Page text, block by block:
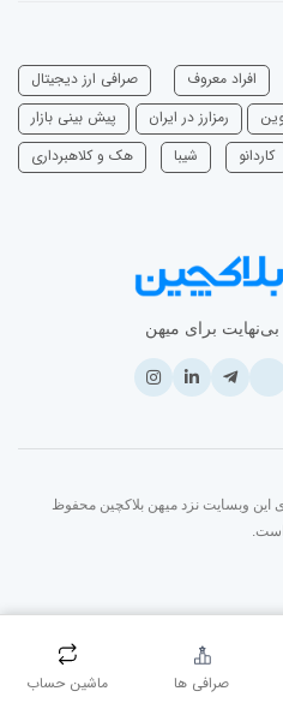
صرافی ها ماشین حساب
افراد معروف
صرافی ارز دیجیتال
رمزارز در ایران
پیش بینی بازار
‌کاردانو شیبا هک و کلاهبرداری
برای میهن
این وبسایت نزد میهن بلاکچین محفوظ
است.